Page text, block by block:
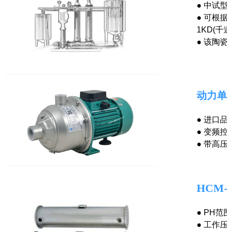
● 中试
● 可根
1KD(千
● 该陶
动力
● 进口
● 变频
● 带高
● PH范
● 工作